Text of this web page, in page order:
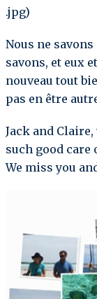
.jpg)
Nous ne
savons, et eux
nouveau tout
pas en être
Jack and
such good care
We miss you